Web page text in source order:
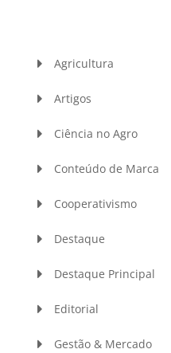
Agricultura
Artigos
Ciência no Agro
Conteúdo de Marca
Cooperativismo
Destaque
Destaque Principal
Editorial
Gestão & Mercado